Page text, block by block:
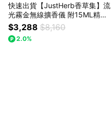
快速出貨【JustHerb香草集】流
光霧金無線擴香儀 附15ML精油2
瓶 | 獅子座生日快樂
$3,288 $8,160
2.0%